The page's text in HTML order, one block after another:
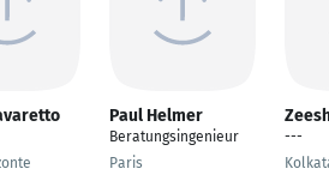
Paul Helmer
Beratungsingenieur
Paris
---